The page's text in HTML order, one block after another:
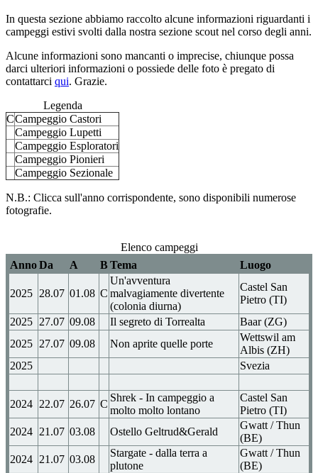
In questa sezione abbiamo raccolto alcune informazioni riguardanti i
campeggi estivi svolti dalla nostra sezione scout nel corso degli anni.
Alcune informazioni sono mancanti o imprecise, chiunque possa
darci ulteriori informazioni o possiede delle foto è pregato di
contattarci qui. Grazie.
Legenda
CCampeggio Castori
Campeggio Lupetti
Campeggio Esploratori
Campeggio Pionieri
Campeggio Sezionale
N.B.: Clicca sull'anno corrispondente, sono disponibili numerose
fotografie.
Elenco campeggi
AnnoDa A B Tema Luogo
2025 28.07 01.08 C
Un'avventura
malvagiamente divertente
(colonia diurna)
Castel San
Pietro (TI)
2025 27.07 09.08 Il segreto di Torrealta
Baar (ZG)
2025 27.07 09.08 Non aprite quelle porte
Wettswil am
Albis (ZH)
2025
Svezia
2024 22.07 26.07 C
Shrek - In campeggio a
molto molto lontano
Castel San
Pietro (TI)
2024 21.07 03.08 Ostello Geltrud&Gerald
Gwatt / Thun
(BE)
2024 21.07 03.08
Stargate - dalla terra a
plutone
Gwatt / Thun
(BE)